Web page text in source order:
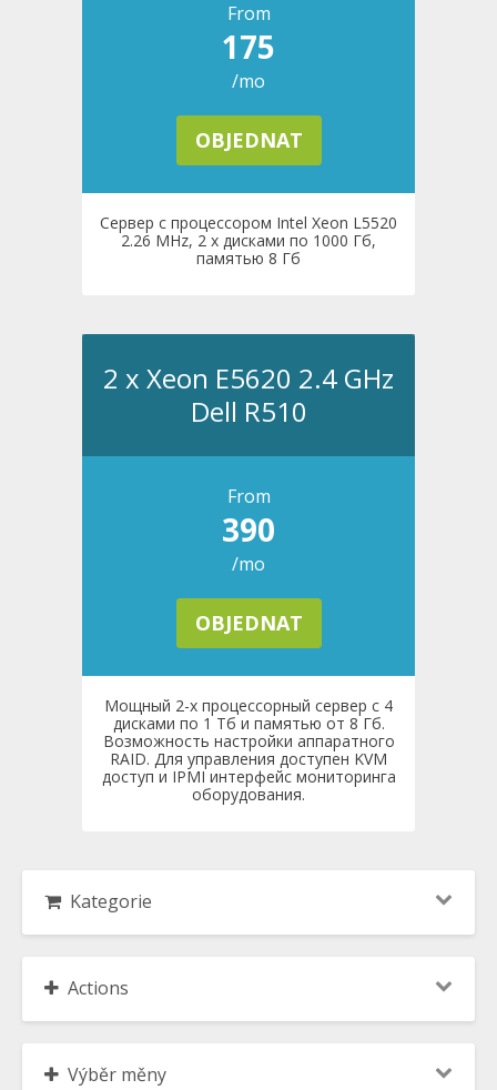
From
175
/mo
OBJEDNAT
Сервер с процессором Intel Xeon L5520
2.26 MHz, 2 x дисками по 1000 Гб,
памятью 8 Гб
2 x Xeon E5620 2.4 GHz
Dell R510
From
390
/mo
OBJEDNAT
Мощный 2-х процессорный сервер с 4
дисками по 1 Тб и памятью от 8 Гб.
Возможность настройки аппаратного
RAID. Для управления доступен KVM
доступ и IPMI интерфейс мониторинга
оборудования.
Kategorie
Actions
Výběr měny